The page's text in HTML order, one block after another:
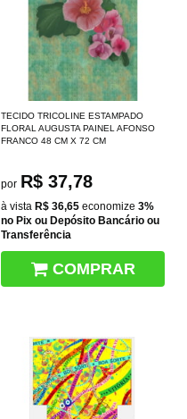
TECIDO TRICOLINE ESTAMPADO
FLORAL AUGUSTA PAINEL AFONSO
FRANCO 48 CM X 72 CM
por R$ 37,78
à vista R$ 36,65 economize 3%
no Pix ou Depósito Bancário ou
Transferência
COMPRAR